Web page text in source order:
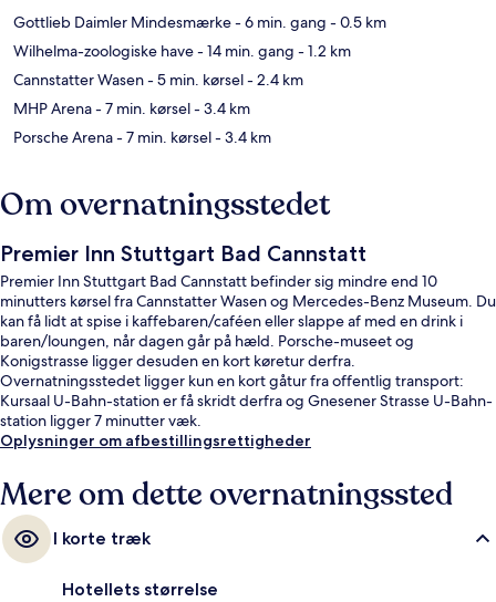
Gottlieb Daimler Mindesmærke- 6 min. gang - 0.5 km
Wilhelma-zoologiske have- 14 min. gang - 1.2 km
Cannstatter Wasen- 5 min. kørsel- 2.4 km
MHP Arena- 7 min. kørsel- 3.4 km
Porsche Arena- 7 min. kørsel- 3.4 km
Om overnatningsstedet
Premier Inn Stuttgart Bad Cannstatt
Premier Inn Stuttgart Bad Cannstatt befinder sig mindre end 10
minutters kørsel fra Cannstatter Wasen og Mercedes-Benz Museum. Du
kan få lidt at spise i kaffebaren/caféen eller slappe af med en drink i
baren/loungen, når dagen går på hæld. Porsche-museet og
Konigstrasse ligger desuden en kort køretur derfra.
Overnatningsstedet ligger kun en kort gåtur fra offentlig transport:
Kursaal U-Bahn-station er få skridt derfra og Gnesener Strasse U-Bahn-
station ligger 7 minutter væk.
Oplysninger om afbestillingsrettigheder
Mere om dette overnatningssted
I korte træk
Hotellets størrelse